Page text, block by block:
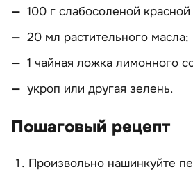
100 г слабосоленой
20 мл растительного масла;
1 чайная ложка лимонного
укроп или другая зелень.
Пошаговый рецепт
Произвольно нашинкуйте